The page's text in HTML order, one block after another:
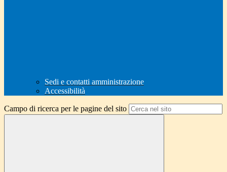
Sedi e contatti amministrazione
Accessibilità
Campo di ricerca per le pagine del sito